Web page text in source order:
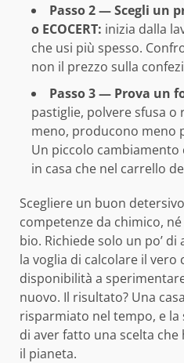
Passo 2 — Scegli un
o ECOCERT: inizia dalla
che usi più spesso.
non il prezzo sulla
Passo 3 — Prova un
pastiglie, polvere sfusa o
meno, producono meno
Un piccolo
in casa che nel carrello
Scegliere un buon
competenze da chimico,
bio. Richiede solo un po’
la voglia di calcolare il vero
disponibilità a
nuovo. Il risultato? Una
risparmiato nel tempo, e
di aver fatto una scelta
il pianeta.